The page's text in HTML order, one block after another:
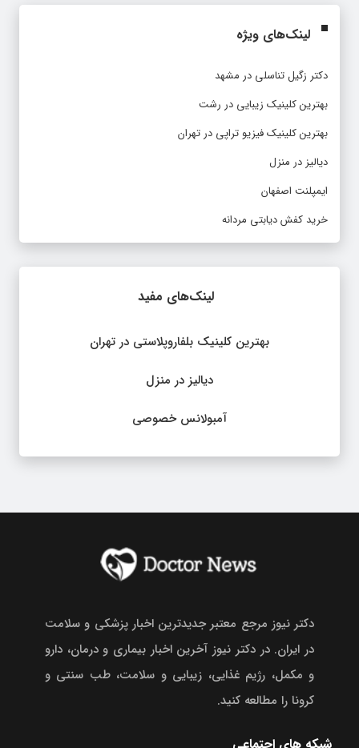
لینک‌های ویژه
دکتر زگیل تناسلی در مشهد
بهترین کلینیک زیبایی در رشت
بهترین کلینیک فیزیو تراپی در تهران
دیالیز در منزل
ایمپلنت اصفهان
خرید کفش دیابتی مردانه
لینک‌های مفید
بهترین کلینیک بلفاروپلاستی در تهران
دیالیز در منزل
آمبولانس خصوصی
دکتر نیوز مرجع معتبر جدیدترین اخبار پزشکی و سلامت
در ایران. در دکتر نیوز آخرین اخبار بیماری و درمان، دارو
و مکمل، رژیم غذایی، زیبایی و سلامت، طب سنتی و
کرونا را مطالعه کنید.